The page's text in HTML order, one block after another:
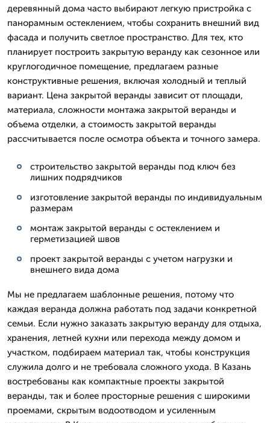
деревянный дома часто выбирают легкую пристройка с
панорамным остеклением, чтобы сохранить внешний вид
фасада и получить светлое пространство. Для тех, кто
планирует построить закрытую веранду как сезонное или
круглогодичное помещение, предлагаем разные
конструктивные решения, включая холодный и теплый
вариант. Цена закрытой веранды зависит от площади,
материала, сложности монтажа закрытой веранды и
объема отделки, а стоимость закрытой веранды
рассчитывается после осмотра объекта и точного замера.
строительство закрытой веранды под ключ без
лишних подрядчиков
изготовление закрытой веранды по индивидуальным
размерам
монтаж закрытой веранды с остеклением и
герметизацией швов
проект закрытой веранды с учетом нагрузки и
внешнего вида дома
Мы не предлагаем шаблонные решения, потому что
каждая веранда должна работать под задачи конкретной
семьи. Если нужно заказать закрытую веранду для отдыха,
хранения, летней кухни или перехода между домом и
участком, подбираем материал так, чтобы конструкция
служила долго и не требовала сложного ухода. В Казань
востребованы как компактные проекты закрытой
веранды, так и более просторные решения с широкими
проемами, скрытым водоотводом и усиленным